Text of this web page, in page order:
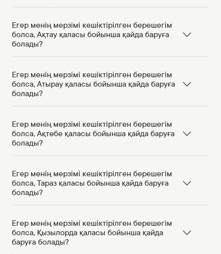
Егер менің мерзімі кешіктірілген берешегім
болса, Ақтау қаласы бойынша қайда баруға
болады?
Егер менің мерзімі кешіктірілген берешегім
болса, Атырау қаласы бойынша қайда баруға
болады?
Егер менің мерзімі кешіктірілген берешегім
болса, Ақтөбе қаласы бойынша қайда баруға
болады?
Егер менің мерзімі кешіктірілген берешегім
болса, Тараз қаласы бойынша қайда баруға
болады?
Егер менің мерзімі кешіктірілген берешегім
болса, Қызылорда қаласы бойынша қайда
баруға болады?